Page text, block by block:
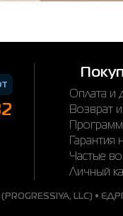
Оплата и
Возврат
Гарантия
Частые
Личный
LLC) •